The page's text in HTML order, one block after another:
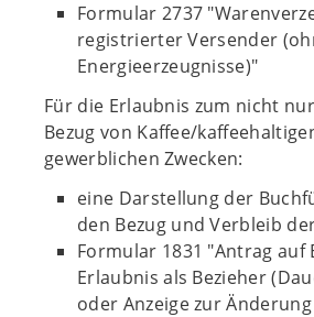
Formular 2737
registrierter Versender
Energieerzeugnisse)"
Für die Erlaubnis zum nicht
Bezug von Kaffee/
gewerblichen Zwecken:
eine Darstellung der
den Bezug und Verbleib
Formular 1831 "Antrag auf
Erlaubnis als Bezieher
oder Anzeige zur